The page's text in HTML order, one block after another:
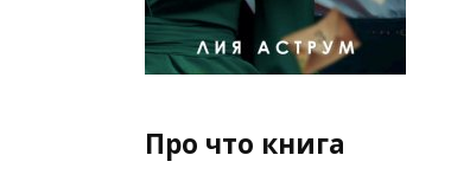
Про что книга